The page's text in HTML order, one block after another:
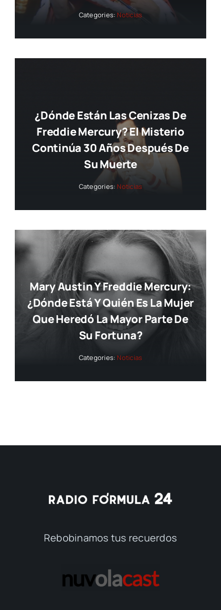
Categories: Noticias
¿Dónde Están Las Cenizas De
Freddie Mercury? El Misterio
Continúa 30 Años Después De
Su Muerte
Categories: Noticias
Mary Austin Y Freddie Mercury:
¿dónde Está Y Quién Es La Mujer
Que Heredó La Mayor Parte De
Su Fortuna?
Categories: Noticias
Rebobinamos tus recuerdos